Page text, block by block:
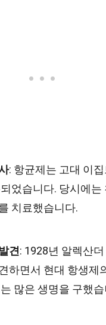
: 항균제는 고대 이
었습니다. 당시에는
치료했습니다.
견 : 1928년 알렉산
하면서 현대 항생제
많은 생명을 구했